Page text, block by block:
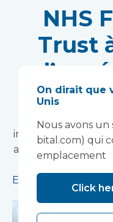
NHS
Trust
Vanguard
installation
au North West
déjà pris en
En savoir plus
On dirait que
Unis
Nous avons
bital.com) qui
emplacement
Click